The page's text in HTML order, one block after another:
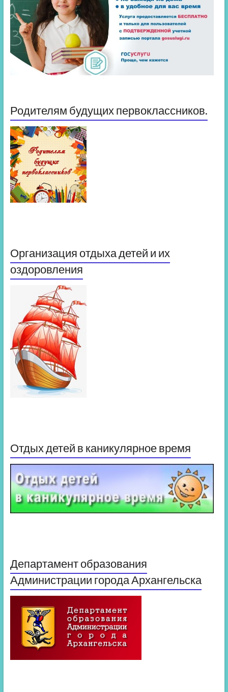
Родителям будущих первоклассников.
Организация отдыха детей и их
оздоровления
Отдых детей в каникулярное время
Департамент образования
Администрации города Архангельска